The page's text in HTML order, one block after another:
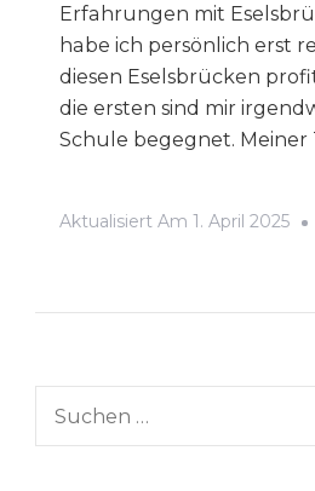
Erfahrungen mit
habe ich persönlich erst
diesen Eselsbrücken
die ersten sind mir
Schule begegnet. Meiner
Aktualisiert Am 1. April 2025
Suchen